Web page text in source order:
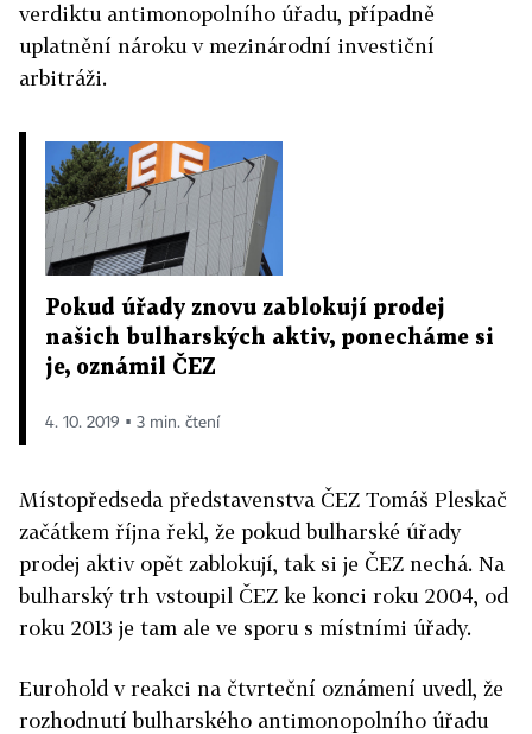
verdiktu antimonopolního úřadu, případně
uplatnění nároku v mezinárodní investiční
arbitráži.
Pokud úřady znovu zablokují prodej
našich bulharských aktiv, ponecháme si
je, oznámil ČEZ
4. 10. 2019 ▪ 3 min. čtení
Místopředseda představenstva ČEZ Tomáš Pleskač
začátkem října řekl, že pokud bulharské úřady
prodej aktiv opět zablokují, tak si je ČEZ nechá. Na
bulharský trh vstoupil ČEZ ke konci roku 2004, od
roku 2013 je tam ale ve sporu s místními úřady.
Eurohold v reakci na čtvrteční oznámení uvedl, že
rozhodnutí bulharského antimonopolního úřadu